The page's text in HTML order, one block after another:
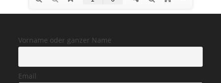
Vorname oder ganzer Name
Email